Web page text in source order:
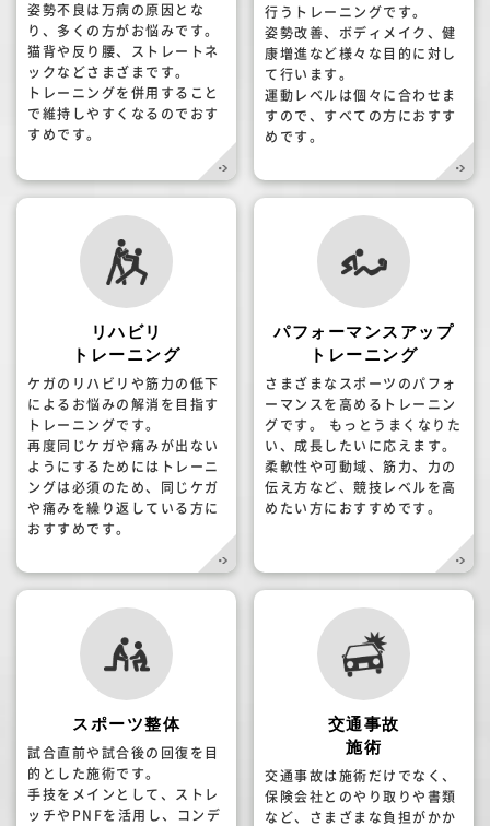
姿勢不良は万病の原因とな
り、多くの方がお悩みです。
猫背や反り腰、ストレートネ
ックなどさまざまです。
トレーニングを併用すること
で維持しやすくなるのでおす
すめです。
行うトレーニングです。
姿勢改善、ボディメイク、健
康増進など様々な目的に対し
て行います。
運動レベルは個々に合わせま
すので、すべての方におすす
めです。
リハビリ
トレーニング
ケガのリハビリや筋力の低下
によるお悩みの解消を目指す
トレーニングです。
再度同じケガや痛みが出ない
ようにするためにはトレーニ
ングは必須のため、同じケガ
や痛みを繰り返している方に
おすすめです。
パフォーマンスアップ
トレーニング
さまざまなスポーツのパフォ
ーマンスを高めるトレーニン
グです。 もっとうまくなりた
い、成長したいに応えます。
柔軟性や可動域、筋力、力の
伝え方など、競技レベルを高
めたい方におすすめです。
スポーツ整体
試合直前や試合後の回復を目
的とした施術です。
手技をメインとして、ストレ
ッチやPNFを活用し、コンデ
交通事故
施術
交通事故は施術だけでなく、
保険会社とのやり取りや書類
など、さまざまな負担がかか